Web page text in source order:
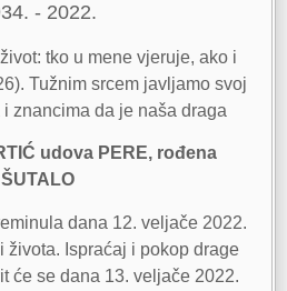
- 2022.
tko u mene vjeruje, ako i
Tužnim srcem javljamo svoj
znancima da je naša draga
udova PERE, rođena
ŠUTALO
dana 12. veljače 2022.
života. Ispraćaj i pokop drage
će se dana 13. veljače 2022.